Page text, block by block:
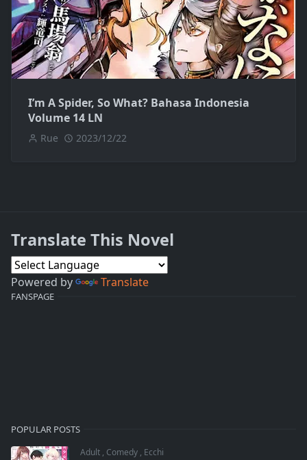
I’m A Spider, So What? Bahasa Indonesia
Volume 14 LN
Rue 2023/12/22
Translate This Novel
Powered by Translate
FANSPAGE
POPULAR POSTS
Adult , Comedy , Ecchi